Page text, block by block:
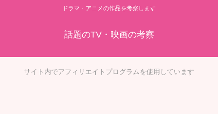
ドラマ・アニメの作品を考察します
話題のTV・映画の考察
サイト内でアフィリエイトプログラムを使用しています